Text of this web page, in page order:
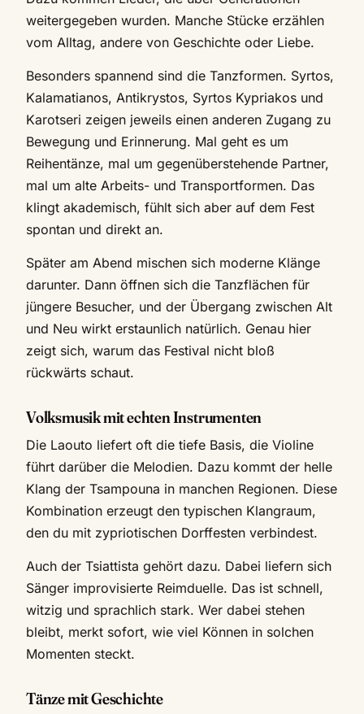
weitergegeben wurden. Manche Stücke erzählen
vom Alltag, andere von Geschichte oder Liebe.
Besonders spannend sind die Tanzformen. Syrtos,
Kalamatianos, Antikrystos, Syrtos Kypriakos und
Karotseri zeigen jeweils einen anderen Zugang zu
Bewegung und Erinnerung. Mal geht es um
Reihentänze, mal um gegenüberstehende Partner,
mal um alte Arbeits- und Transportformen. Das
klingt akademisch, fühlt sich aber auf dem Fest
spontan und direkt an.
Später am Abend mischen sich moderne Klänge
darunter. Dann öffnen sich die Tanzflächen für
jüngere Besucher, und der Übergang zwischen Alt
und Neu wirkt erstaunlich natürlich. Genau hier
zeigt sich, warum das Festival nicht bloß
rückwärts schaut.
Volksmusik mit echten Instrumenten
Die Laouto liefert oft die tiefe Basis, die Violine
führt darüber die Melodien. Dazu kommt der helle
Klang der Tsampouna in manchen Regionen. Diese
Kombination erzeugt den typischen Klangraum,
den du mit zypriotischen Dorffesten verbindest.
Auch der Tsiattista gehört dazu. Dabei liefern sich
Sänger improvisierte Reimduelle. Das ist schnell,
witzig und sprachlich stark. Wer dabei stehen
bleibt, merkt sofort, wie viel Können in solchen
Momenten steckt.
Tänze mit Geschichte